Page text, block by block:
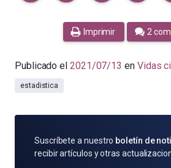
Imprimir 2
Publicado el 2021/07/13 en Vidas
estadistica
SUSCRÍBETE
POR
Suscríbete a nuestro boletín de
recibir artículos y otras